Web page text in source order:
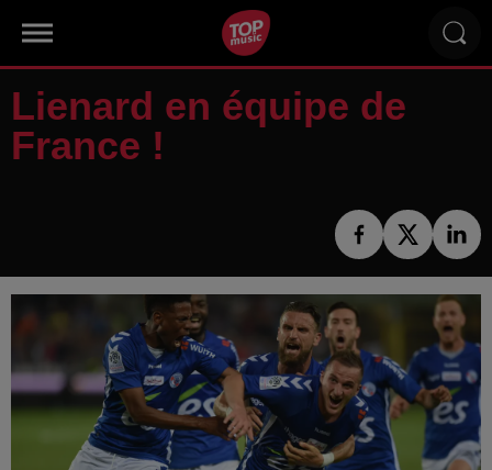
Lienard en équipe de
France !